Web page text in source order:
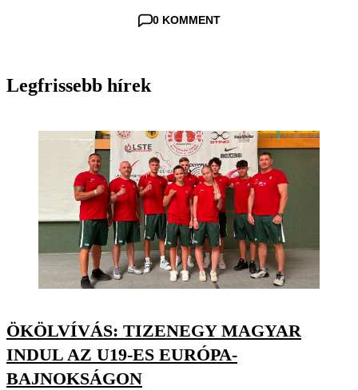
0 KOMMENT
Legfrissebb hírek
ÖKÖLVÍVÁS: TIZENEGY MAGYAR
INDUL AZ U19-ES EURÓPA-
BAJNOKSÁGON